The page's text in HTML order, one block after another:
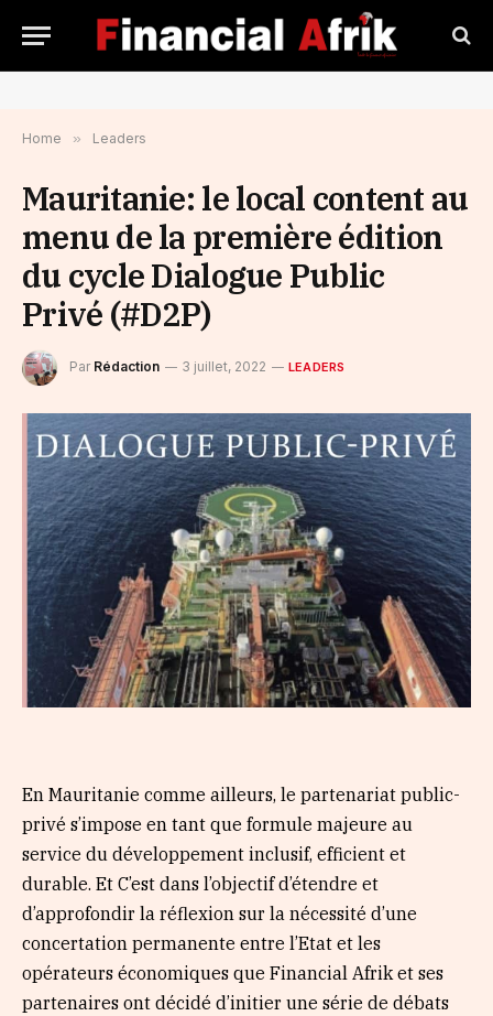
Home » Leaders
Mauritanie: le local content au
menu de la première édition
du cycle Dialogue Public
Privé (#D2P)
Par Rédaction 3 juillet, 2022 LEADERS
En Mauritanie comme ailleurs, le partenariat public-
privé s’impose en tant que formule majeure au
service du développement inclusif, efficient et
durable. Et C’est dans l’objectif d’étendre et
d’approfondir la réflexion sur la nécessité d’une
concertation permanente entre l’Etat et les
opérateurs économiques que Financial Afrik et ses
partenaires ont décidé d’initier une série de débats